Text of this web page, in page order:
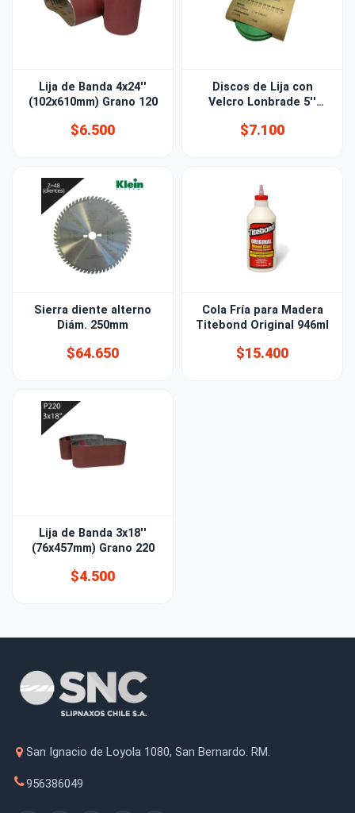
Lija de Banda 4x24''
(102x610mm) Grano 120
$6.500
Discos de Lija con
Velcro Lonbrade 5''
$7.100
Sierra diente alterno
Diám. 250mm
$64.650
Cola Fría para Madera
Titebond Original 946ml
$15.400
Lija de Banda 3x18''
(76x457mm) Grano 220
$4.500
San Ignacio de Loyola 1080, San Bernardo. RM.
956386049